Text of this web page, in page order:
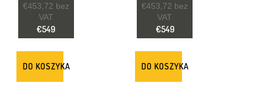
€453,72 bez
VAT
€549
DO KOSZYKA
€453,72 bez
VAT
€549
DO KOSZYKA